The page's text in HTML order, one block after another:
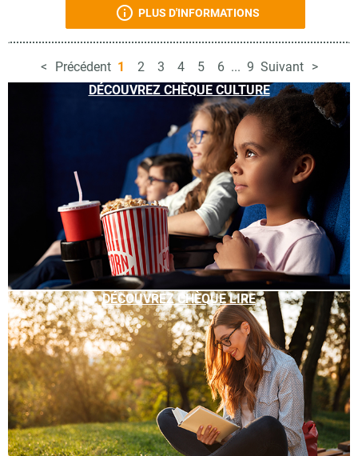
PLUS D'INFORMATIONS
Précédent 1 2 3 4 5 6 ... 9 Suivant
DÉCOUVREZ CHÈQUE CULTURE
DÉCOUVREZ CHÈQUE LIRE